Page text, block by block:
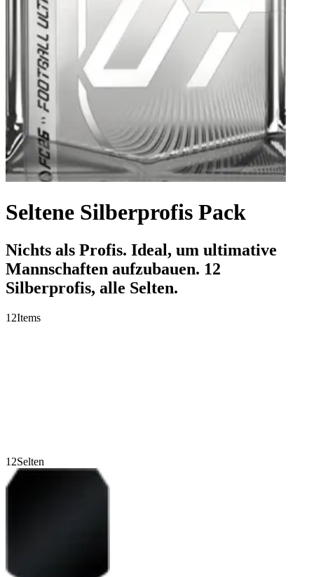
Seltene Silberprofis Pack
Nichts als Profis. Ideal, um ultimative
Mannschaften aufzubauen. 12
Silberprofis, alle Selten.
12Items
12Selten